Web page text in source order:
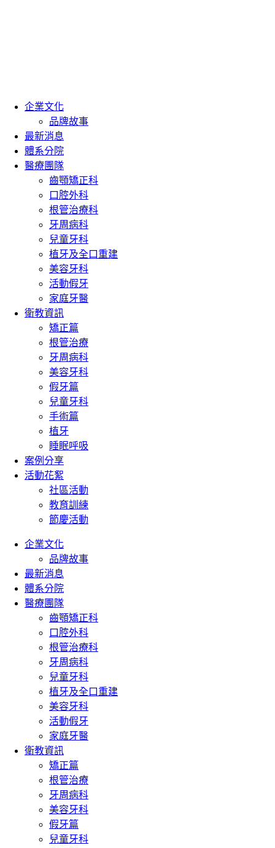
企業文化
品牌故事
最新消息
體系分院
醫療團隊
齒顎矯正科
口腔外科
根管治療科
牙周病科
兒童牙科
植牙及全口重建
美容牙科
活動假牙
家庭牙醫
衛教資訊
矯正篇
根管治療
牙周病科
美容牙科
假牙篇
兒童牙科
手術篇
植牙
睡眠呼吸
案例分享
活動花絮
社區活動
教育訓練
節慶活動
企業文化
品牌故事
最新消息
體系分院
醫療團隊
齒顎矯正科
口腔外科
根管治療科
牙周病科
兒童牙科
植牙及全口重建
美容牙科
活動假牙
家庭牙醫
衛教資訊
矯正篇
根管治療
牙周病科
美容牙科
假牙篇
兒童牙科